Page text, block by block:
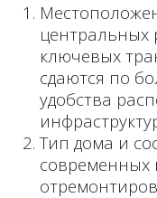
центральных
ключевых
сдаются по
удобства
Тип дома и
современных